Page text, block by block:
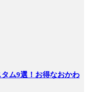
ム9選！お得なおかわ